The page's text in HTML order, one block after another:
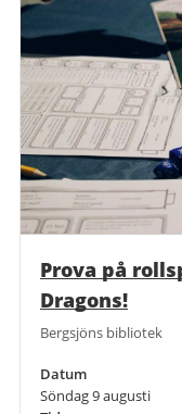
Prova på
Dragons!
Bergsjöns bibliotek
Datum
Söndag 9 augusti